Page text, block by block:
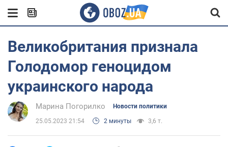
Великобритания признала
Голодомор геноцидом
украинского народа
Марина Погорилко Новости политики
25.05.2023 21:54 2 минуты 3,6 т.